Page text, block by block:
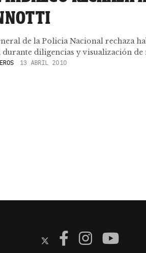
de la Policia Nacional rechaza
diligencias y visualización de
13 ABRIL 2010